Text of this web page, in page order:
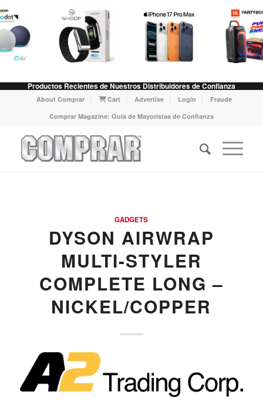
Productos Recientes de Nuestros Distribuidores de Confianza
About Comprar Cart Advertise Login
Fraude
Comprar Magazine: Guia de Mayoristas de Confianza
GADGETS
DYSON AIRWRAP
MULTI-STYLER
COMPLETE LONG –
NICKEL/COPPER